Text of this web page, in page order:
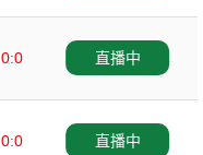
0:0
直播中
0:0
直播中